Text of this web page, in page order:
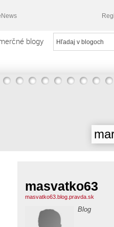
blogy
masvatko63
masvatko63.blog.pravda.sk
Blog